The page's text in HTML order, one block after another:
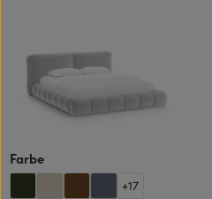
Farbeauswählen
+17